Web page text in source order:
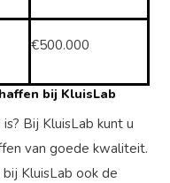
€500.000
bij KluisLab
Bij KluisLab kunt u
van goede kwaliteit.
KluisLab ook de